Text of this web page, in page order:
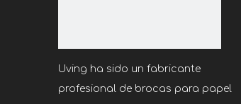
Uving ha sido un fabricante
profesional de brocas para papel